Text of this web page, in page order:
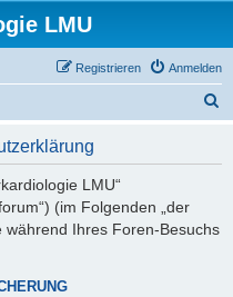
LMU
Anmelden
Registrieren
LMU“
(im Folgenden „der
während Ihres Foren-Besuchs